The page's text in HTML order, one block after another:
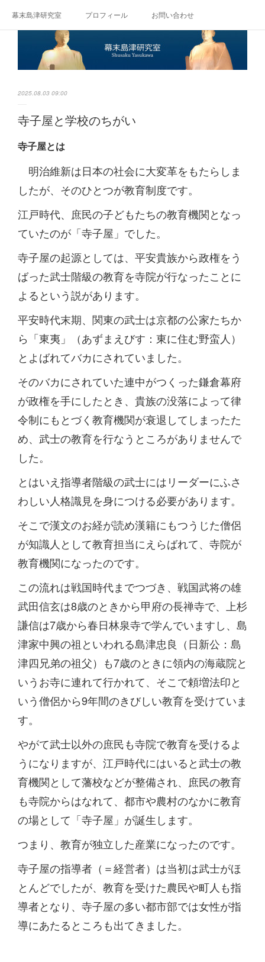
幕末島津研究室 プロフィール お問い合わせ
2025.08.03 09:00
寺子屋と学校のちがい
寺子屋とは
明治維新は日本の社会に大変革をもたらしま
したが、そのひとつが教育制度です。
江戸時代、庶民の子どもたちの教育機関となっ
ていたのが「寺子屋」でした。
寺子屋の起源としては、平安貴族から政権をう
ばった武士階級の教育を寺院が行なったことに
よるという説があります。
平安時代末期、関東の武士は京都の公家たちか
ら「東夷」（あずまえびす：東に住む野蛮人）
とよばれてバカにされていました。
そのバカにされていた連中がつくった鎌倉幕府
が政権を手にしたとき、貴族の没落によって律
令制にもとづく教育機関が衰退してしまったた
め、武士の教育を行なうところがありませんで
した。
とはいえ指導者階級の武士にはリーダーにふさ
わしい人格識見を身につける必要があります。
そこで漢文のお経が読め漢籍にもつうじた僧侶
が知識人として教育担当にえらばれて、寺院が
教育機関になったのです。
この流れは戦国時代までつづき、戦国武将の雄
武田信玄は8歳のときから甲府の長禅寺で、上杉
謙信は7歳から春日林泉寺で学んでいますし、島
津家中興の祖といわれる島津忠良（日新公：島
津四兄弟の祖父）も7歳のときに領内の海蔵院と
いうお寺に連れて行かれて、そこで頼増法印と
いう僧侶から9年間のきびしい教育を受けていま
す。
やがて武士以外の庶民も寺院で教育を受けるよ
うになりますが、江戸時代にはいると武士の教
育機関として藩校などが整備され、庶民の教育
も寺院からはなれて、都市や農村のなかに教育
の場として「寺子屋」が誕生します。
つまり、教育が独立した産業になったのです。
寺子屋の指導者（＝経営者）は当初は武士がほ
とんどでしたが、教育を受けた農民や町人も指
導者となり、寺子屋の多い都市部では女性が指
導にあたるところも出てきました。